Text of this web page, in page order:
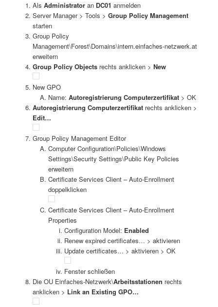
Als Administratoran DC01 anmelden
Server Manager > Tools > Group Policy Management
starten
Group Policy
Management\Forest\Domains\intern.einfaches-netzwerk.at
erweitern
Group Policy Objectsrechts anklicken > New
New GPO
Name:Autoregistrierung Computerzertifikat > OK
Autoregistrierung Computerzertifikatrechts anklicken >
Edit…
Group Policy Management Editor
Computer Configuration\Policies\Windows
Settings\Security Settings\Public Key Policies
erweitern
Certificate Services Client – Auto-Enrollment
doppelklicken
Certificate Services Client – Auto-Enrollment
Properties
Configuration Model: Enabled
Renew expired certificates… > aktivieren
Update certificates… > aktivieren > OK
Fenster schließen
Die OU Einfaches-Netzwerk\Arbeitsstationen rechts
anklicken > Link an Existing GPO…